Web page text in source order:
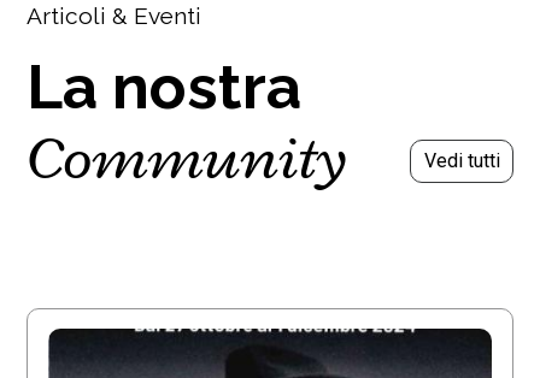
Articoli & Eventi
La nostra
Community Vedi tutti